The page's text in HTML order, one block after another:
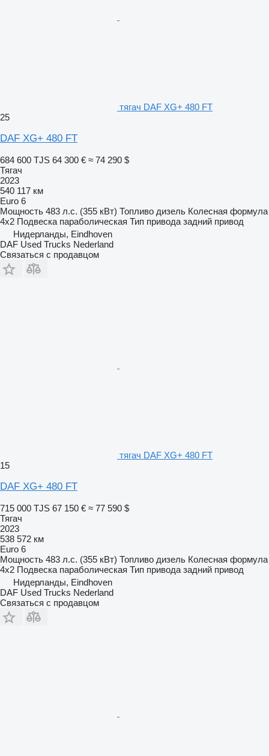
тягач DAF XG+ 480 FT
25
DAF XG+ 480 FT
684 600 TJS 64 300 € ≈ 74 290 $
Тягач
2023
540 117 км
Euro 6
Мощность 483 л.с. (355 кВт) Топливо дизель Колесная формула
4x2 Подвеска параболическая Тип привода задний привод
Нидерланды, Eindhoven
DAF Used Trucks Nederland
Связаться с продавцом
тягач DAF XG+ 480 FT
15
DAF XG+ 480 FT
715 000 TJS 67 150 € ≈ 77 590 $
Тягач
2023
538 572 км
Euro 6
Мощность 483 л.с. (355 кВт) Топливо дизель Колесная формула
4x2 Подвеска параболическая Тип привода задний привод
Нидерланды, Eindhoven
DAF Used Trucks Nederland
Связаться с продавцом